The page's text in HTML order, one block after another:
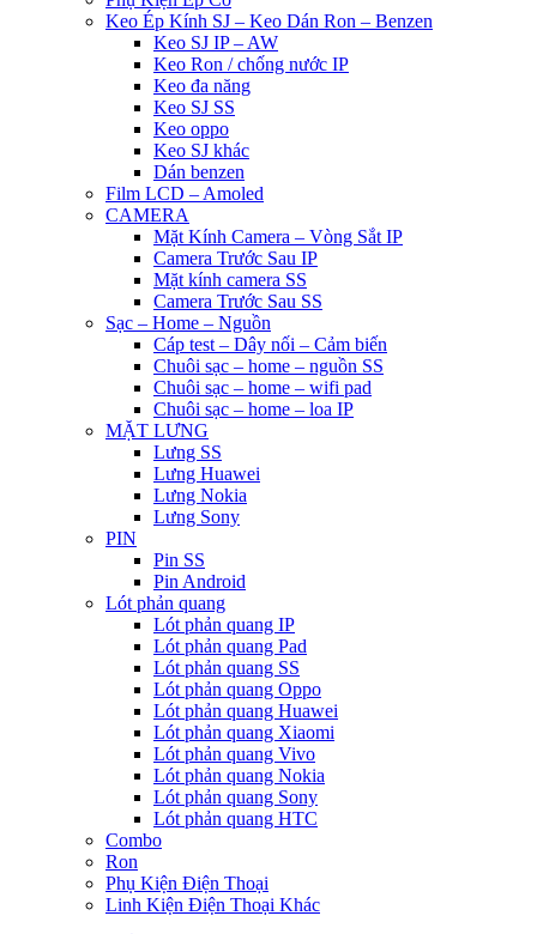
Keo Ép Kính SJ – Keo Dán Ron – Benzen
Keo SJ IP – AW
Keo Ron / chống nước IP
Keo đa năng
Keo SJ SS
Keo oppo
Keo SJ khác
Dán benzen
Film LCD – Amoled
CAMERA
Mặt Kính Camera – Vòng Sắt IP
Camera Trước Sau IP
Mặt kính camera SS
Camera Trước Sau SS
Sạc – Home – Nguồn
Cáp test – Dây nối – Cảm biến
Chuôi sạc – home – nguồn SS
Chuôi sạc – home – wifi pad
Chuôi sạc – home – loa IP
MẶT LƯNG
Lưng SS
Lưng Huawei
Lưng Nokia
Lưng Sony
PIN
Pin SS
Pin Android
Lót phản quang
Lót phản quang IP
Lót phản quang Pad
Lót phản quang SS
Lót phản quang Oppo
Lót phản quang Huawei
Lót phản quang Xiaomi
Lót phản quang Vivo
Lót phản quang Nokia
Lót phản quang Sony
Lót phản quang HTC
Combo
Ron
Phụ Kiện Điện Thoại
Linh Kiện Điện Thoại Khác